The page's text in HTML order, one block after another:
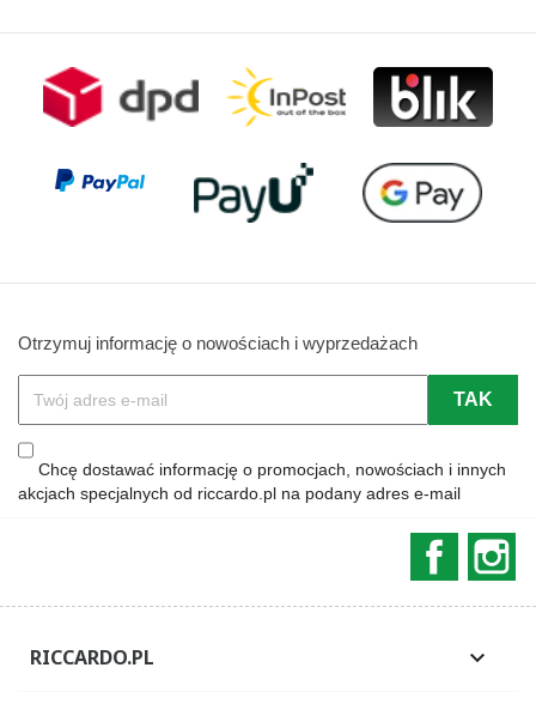
Otrzymuj informację o nowościach i wyprzedażach
Chcę dostawać informację o promocjach, nowościach i innych
akcjach specjalnych od riccardo.pl na podany adres e-mail
RICCARDO.PL 